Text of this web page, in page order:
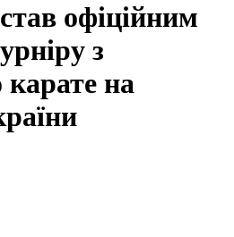
офіційним
з
карате на